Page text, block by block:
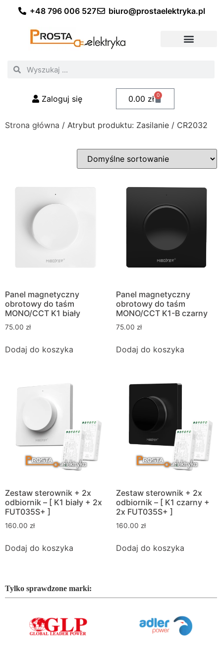
+48 796 006 527 biuro@prostaelektryka.pl
Zaloguj się 0.00 zł 0
Strona główna / Atrybut produktu: Zasilanie / CR2032
Panel magnetyczny
obrotowy do taśm
MONO/CCT K1 biały
75.00 zł
Dodaj do koszyka
Panel magnetyczny
obrotowy do taśm
MONO/CCT K1-B czarny
75.00 zł
Dodaj do koszyka
Zestaw sterownik + 2x
odbiornik – [ K1 biały + 2x
FUT035S+ ]
160.00 zł
Dodaj do koszyka
Zestaw sterownik + 2x
odbiornik – [ K1 czarny +
2x FUT035S+ ]
160.00 zł
Dodaj do koszyka
Tylko sprawdzone marki: